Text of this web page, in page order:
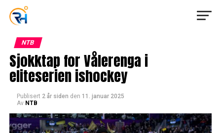
NTB
Sjokktap for Vålerenga i
eliteserien ishockey
Publisert 2 år siden den 11. januar 2025
Av NTB